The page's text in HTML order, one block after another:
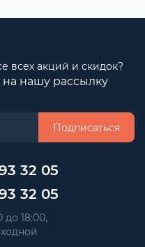
всех акций и скидок?
нашу рассылку
Подписаться
32 05
32 05
18:00,